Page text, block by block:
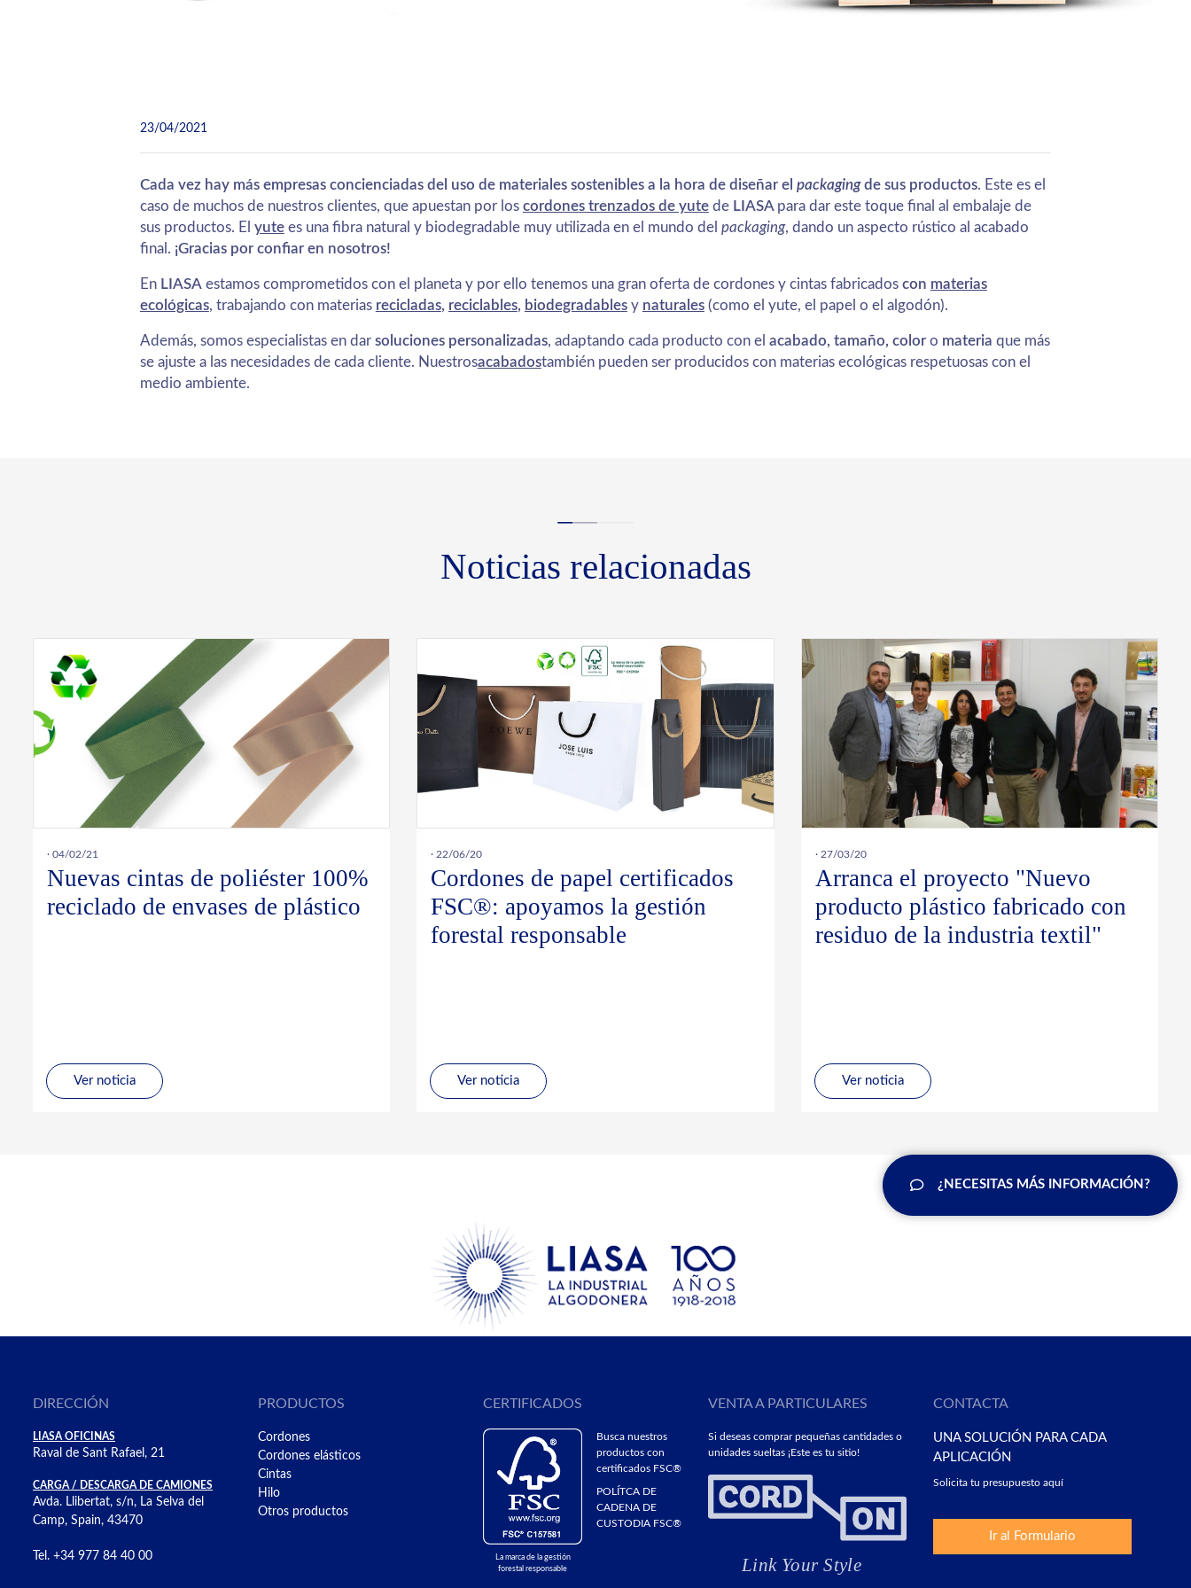
23/04/2021
Cada vez hay más empresas concienciadas del uso de materiales sostenibles a la hora de diseñar el packagingde sus productos. Este es el
caso de muchos de nuestros clientes, que apuestan por los cordones trenzados de yutede LIASA para dar este toque final al embalaje de
sus productos. El yutees una fibra natural y biodegradable muy utilizada en el mundo del packaging, dando un aspecto rústico al acabado
final. ¡Gracias por confiar en nosotros!
En LIASA estamos comprometidos con el planeta y por ello tenemos una gran oferta de cordones y cintas fabricados con materias
ecológicas, trabajando con materias recicladas, reciclables, biodegradablesy naturales(como el yute, el papel o el algodón).
Además, somos especialistas en dar soluciones personalizadas, adaptando cada producto con el acabado, tamaño, color o materia que más
se ajuste a las necesidades de cada cliente. Nuestrosacabadostambién pueden ser producidos con materias ecológicas respetuosas con el
medio ambiente.
Noticias relacionadas
· 04/02/21
Nuevas cintas de poliéster 100%
reciclado de envases de plástico
Ver noticia
· 22/06/20
Cordones de papel certificados
FSC®: apoyamos la gestión
forestal responsable
Ver noticia
· 27/03/20
Arranca el proyecto "Nuevo
producto plástico fabricado con
residuo de la industria textil"
Ver noticia
¿NECESITAS MÁS INFORMACIÓN?
DIRECCIÓN
LIASA OFICINAS
Raval de Sant Rafael, 21
CARGA / DESCARGA DE CAMIONES
Avda. Llibertat, s/n, La Selva del
Camp, Spain, 43470
Tel. +34 977 84 40 00
PRODUCTOS
Cordones
Cordones elásticos
Cintas
Hilo
Otros productos
CERTIFICADOS
Busca nuestros
productos con
certificados FSC®
POLÍTCA DE
CADENA DE
CUSTODIA FSC®
La marca de la gestión
forestal responsable
VENTA A PARTICULARES
Si deseas comprar pequeñas cantidades o
unidades sueltas ¡Este es tu sitio!
CONTACTA
UNA SOLUCIÓN PARA CADA
APLICACIÓN
Solicita tu presupuesto aquí
Ir al Formulario